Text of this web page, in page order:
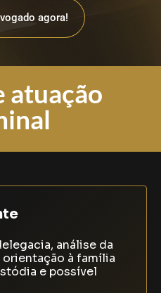
agora!
atuação
análise da
à família
e possível